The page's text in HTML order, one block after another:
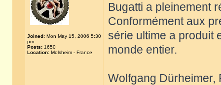
Joined: Mon May 15, 2006 5:30
pm
Posts: 1650
Location: Molsheim - France
Bugatti a pleinement
Conformément aux
série ultime a produit
monde entier.
Wolfgang Dürheimer,